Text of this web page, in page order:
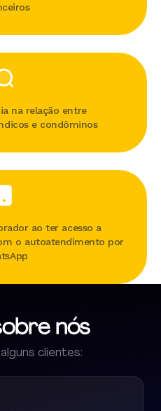
na relação entre
e condôminos
ao ter acesso a
o autoatendimento por
nós
clientes: